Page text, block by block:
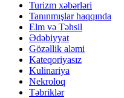
Turizm xəbərləri
Tanınmışlar haqqında
Elm və Təhsil
Ədəbiyyat
Gözəllik aləmi
Kateqoriyasız
Kulinariya
Nekroloq
Təbriklər